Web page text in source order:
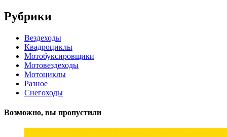
Рубрики
Вездеходы
Квадроциклы
Мотобуксировщики
Мотовездеходы
Мотоциклы
Разное
Снегоходы
Возможно, вы пропустили